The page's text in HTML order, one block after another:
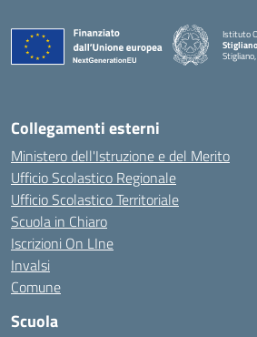
Istituto
Stigliano
Collegamenti esterni
Ministero dell'Istruzione e del Merito
Ufficio Scolastico Regionale
Ufficio Scolastico Territoriale
Scuola in Chiaro
Iscrizioni On LIne
Invalsi
Comune
Scuola